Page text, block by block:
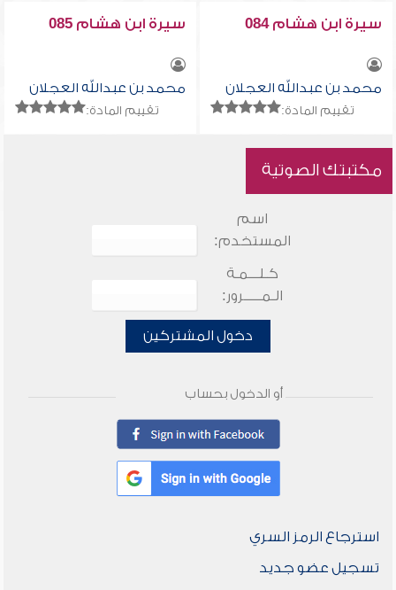
سيرة ابن هشام 084
محمد بن عبدالله العجلان
تقييم المادة:
سيرة ابن هشام 085
محمد بن عبدالله العجلان
تقييم المادة:
مكتبتك الصوتية
اسم
المستخدم:
كـلـــمـة
الـمـــــرور:
دخول المشتركين
أو الدخول بحساب
استرجاع الرمز السري
تسجيل عضو جديد